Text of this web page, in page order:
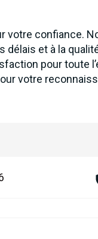
votre confiance.
délais et à la
pour toute
votre